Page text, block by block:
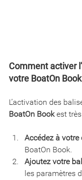
Comment activer
votre BoatOn
L’activation des
BoatOn Book est
Accédez à votre
BoatOn Book.
Ajoutez votre
les paramètres